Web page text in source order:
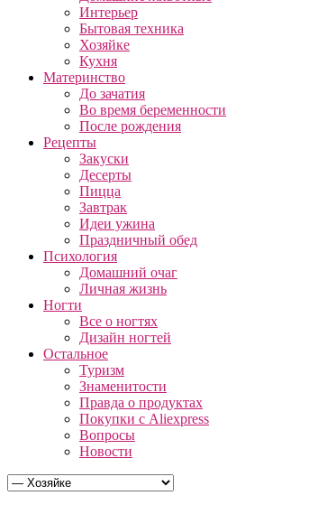
Интерьер
Бытовая техника
Хозяйке
Кухня
Материнство
До зачатия
Во время беременности
После рождения
Рецепты
Закуски
Десерты
Пицца
Завтрак
Идеи ужина
Праздничный обед
Психология
Домашний очаг
Личная жизнь
Ногти
Все о ногтях
Дизайн ногтей
Остальное
Туризм
Знаменитости
Правда о продуктах
Покупки с Aliexpress
Вопросы
Новости